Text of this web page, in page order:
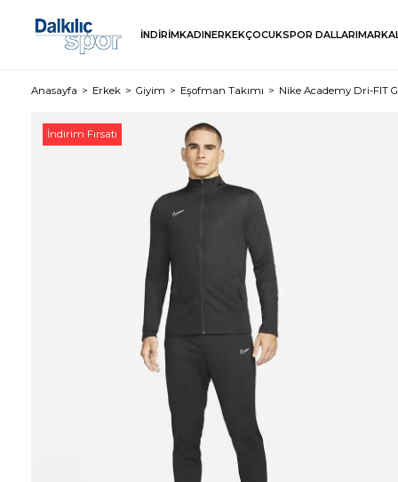
İNDİRİMKADINERKEKÇOCUKSPOR DALLARI
Anasayfa Erkek Giyim Eşofman Takımı Nike Academy Dri-FIT
İndirim Fırsatı